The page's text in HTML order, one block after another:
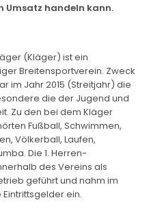
Umsatz handeln kann.
(Kläger) ist ein
Breitensportverein. Zweck
im Jahr 2015 (Streitjahr) die
die der Jugend und
Zu den bei dem Kläger
Fußball, Schwimmen,
Völkerball, Laufen,
Die 1. Herren-
des Vereins als
geführt und nahm im
ein.